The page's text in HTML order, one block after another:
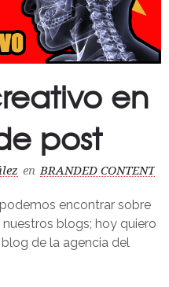
en
post
en BRANDED CONTENT
encontrar sobre
blogs; hoy quiero
de la agencia del